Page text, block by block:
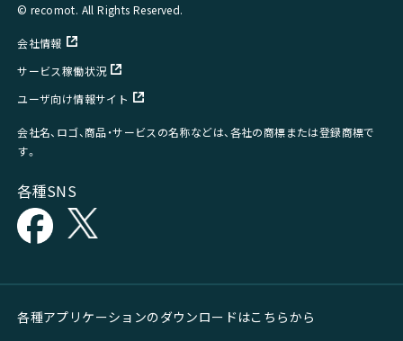
© recomot. All Rights Reserved.
会社情報
サービス稼働状況
ユーザ向け情報サイト
会社名、ロゴ、商品・サービスの名称などは、各社の商標または登録商標で
す。
各種SNS
各種アプリケーションのダウンロードはこちらから